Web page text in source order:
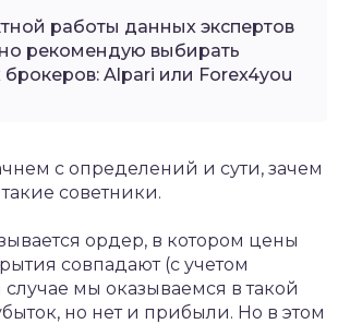
работы данных экспертов
рекомендую выбирать
Alpari или Forex4you
с определений и сути, зачем
советники.
ордер, в котором цены
совпадают (с учетом
мы оказываемся в такой
но нет и прибыли. Но в этом